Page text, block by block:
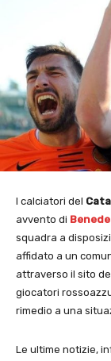
I calciatori del
avvento di
squadra a
affidato a un
attraverso il sito
giocatori
rimedio a una
Le ultime notizie,